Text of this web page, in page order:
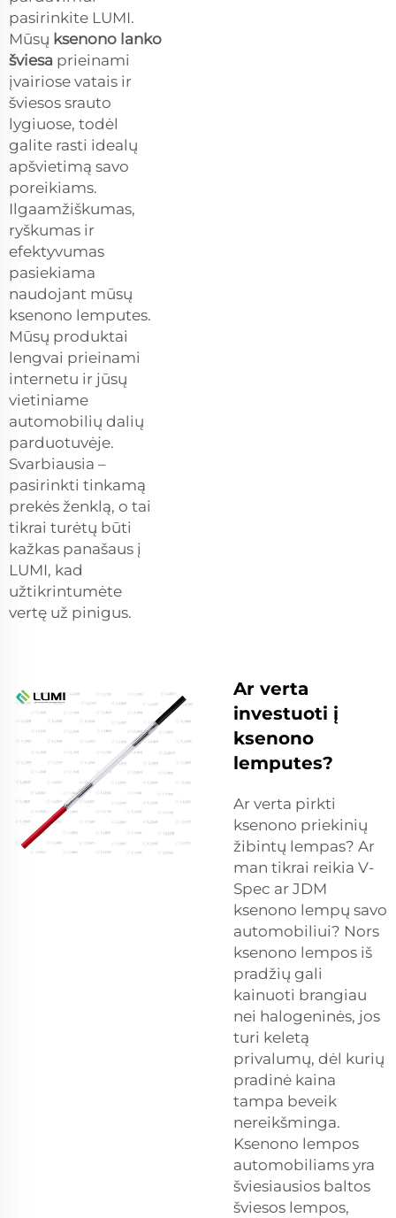
pasirinkite LUMI.
Mūsų ksenono lanko
šviesa prieinami
įvairiose vatais ir
šviesos srauto
lygiuose, todėl
galite rasti idealų
apšvietimą savo
poreikiams.
Ilgaamžiškumas,
ryškumas ir
efektyvumas
pasiekiama
naudojant mūsų
ksenono lemputes.
Mūsų produktai
lengvai prieinami
internetu ir jūsų
vietiniame
automobilių dalių
parduotuvėje.
Svarbiausia –
pasirinkti tinkamą
prekės ženklą, o tai
tikrai turėtų būti
kažkas panašaus į
LUMI, kad
užtikrintumėte
vertę už pinigus.
Ar verta
investuoti į
ksenono
lemputes?
Ar verta pirkti
ksenono priekinių
žibintų lempas? Ar
man tikrai reikia V-
Spec ar JDM
ksenono lempų savo
automobiliui? Nors
ksenono lempos iš
pradžių gali
kainuoti brangiau
nei halogeninės, jos
turi keletą
privalumų, dėl kurių
pradinė kaina
tampa beveik
nereikšminga.
Ksenono lempos
automobiliams yra
šviesiausios baltos
šviesos lempos,